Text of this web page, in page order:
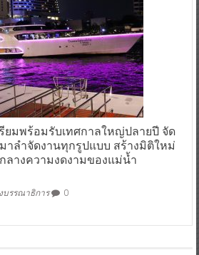
ยมพร้อมรับเทศกาลใหญ่ปลายปี จัด
มาลำจัดงานทุกรูปแบบ สร้างมิติใหม่
ลางความงดงามของแม่น้ำ
บรรณาธิการ 0